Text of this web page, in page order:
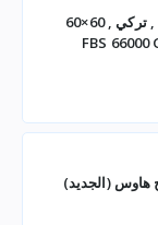
فرن بيكو كهرباء 4 عيون , تركي , 60×60
(الجديد)